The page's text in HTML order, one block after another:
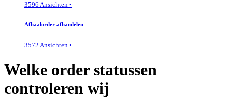
3596 Ansichten •
Afhaalorder afhandelen
3572 Ansichten •
Welke order statussen
controleren wij